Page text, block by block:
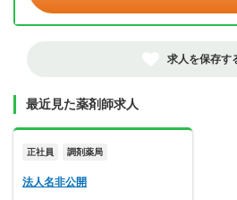
求人を保存す
最近見た薬剤師求人
正社員 調剤薬局
法人名非公開